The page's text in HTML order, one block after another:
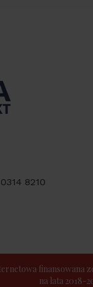
8210
finansowana
na lata 2018-